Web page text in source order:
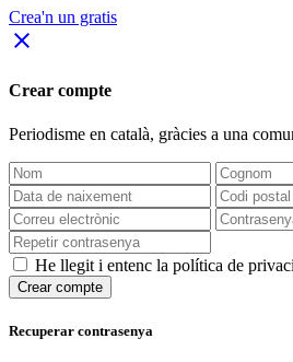
Crea'n un gratis
close
Crear compte
Periodisme en català, gràcies a una
He llegit i entenc la política de
Crear compte
Recuperar contrasenya